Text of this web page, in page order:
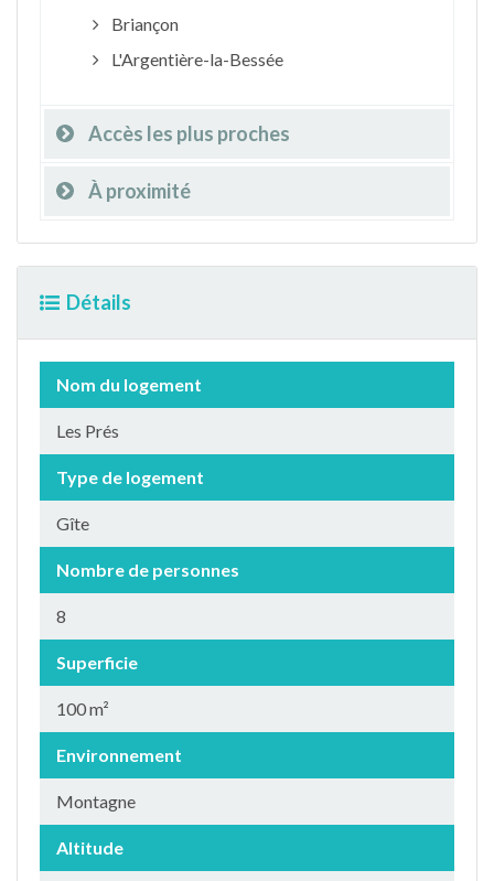
Briançon
L'Argentière-la-Bessée
Accès les plus proches
À proximité
Détails
Nom du logement
Les Prés
Type de logement
Gîte
Nombre de personnes
8
Superficie
100 m²
Environnement
Montagne
Altitude